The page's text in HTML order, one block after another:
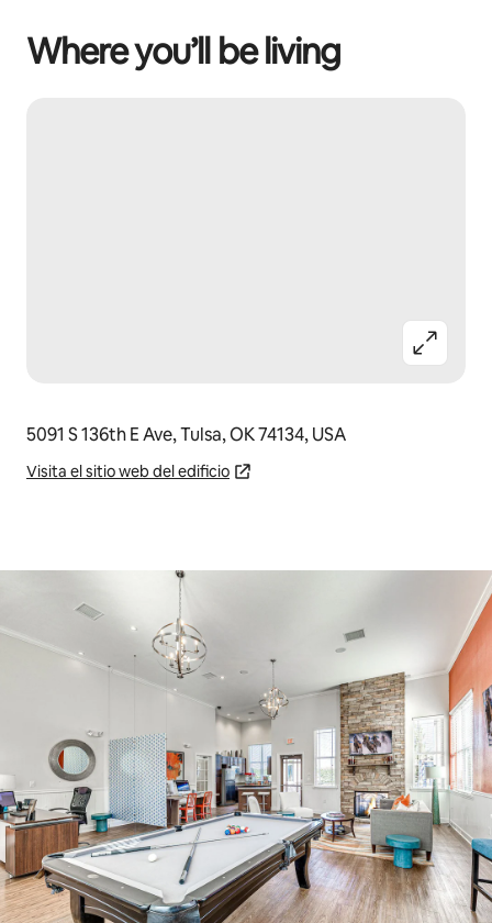
Where you’ll be living
5091 S 136th E Ave, Tulsa, OK 74134, USA
Visita el sitio web del edificio